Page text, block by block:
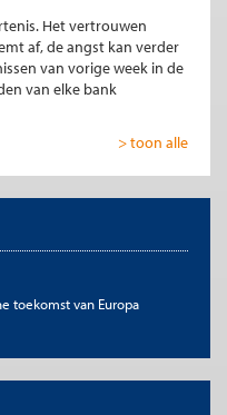
Het vertrouwen
af, de angst kan verder
van vorige week in de
van elke bank
> toon alle
toekomst van Europa